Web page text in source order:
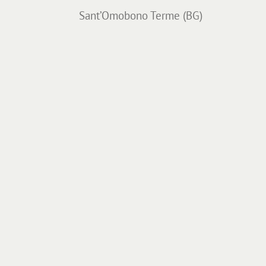
Sant’Omobono Terme (BG)